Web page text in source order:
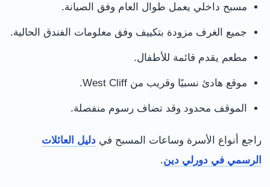
مسبح داخلي يعمل طوال العام وفق الصيانة.
جميع الغرف مزودة بتكييف وفق معلومات الفندق الحالية.
مطعم يقدم قائمة للأطفال.
موقع هادئ نسبيًا وقريب من West Cliff.
الموقف محدود وقد تضاف رسوم منفصلة.
راجع أنواع الأسرة وساعات المسبح في دليل العائلات
الرسمي في دورلي دين.